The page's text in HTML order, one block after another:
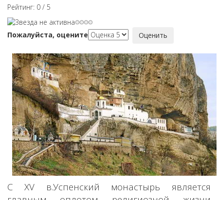
Рейтинг: 0 / 5
Пожалуйста, оцените
С XV в.Успенский монастырь является